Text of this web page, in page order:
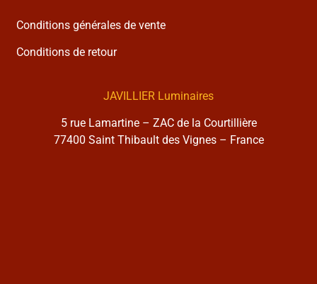
Conditions générales de vente
Conditions de retour
JAVILLIER Luminaires
5 rue Lamartine – ZAC de la Courtillière
77400 Saint Thibault des Vignes – France